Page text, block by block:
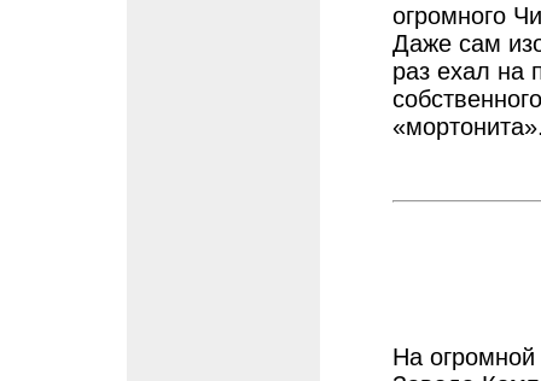
огромного
Даже сам
раз ехал на
На огромной